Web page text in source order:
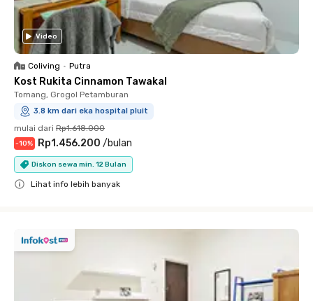
Video
Coliving • Putra
Kost Rukita Cinnamon Tawakal
Tomang, Grogol Petamburan
3.8 km dari eka hospital pluit
mulai dari Rp1.618.000
-10% Rp1.456.200 /bulan
Diskon sewa min. 12 Bulan
Lihat info lebih banyak